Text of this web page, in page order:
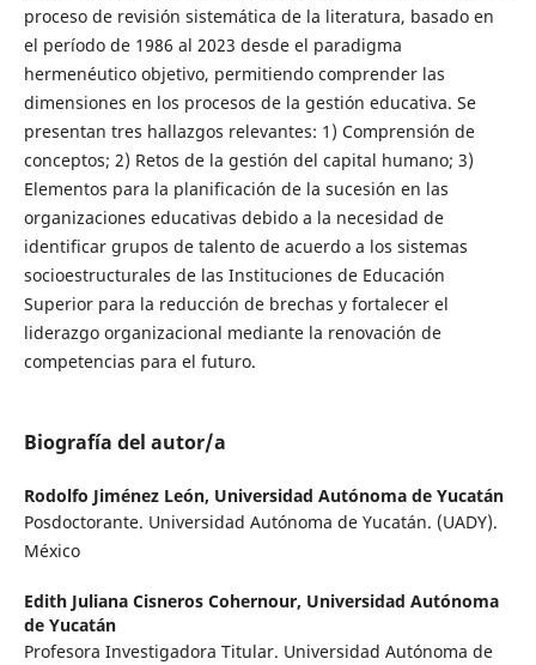
proceso de revisión sistemática de la literatura, basado en
el período de 1986 al 2023 desde el paradigma
hermenéutico objetivo, permitiendo comprender las
dimensiones en los procesos de la gestión educativa. Se
presentan tres hallazgos relevantes: 1) Comprensión de
conceptos; 2) Retos de la gestión del capital humano; 3)
Elementos para la planificación de la sucesión en las
organizaciones educativas debido a la necesidad de
identificar grupos de talento de acuerdo a los sistemas
socioestructurales de las Instituciones de Educación
Superior para la reducción de brechas y fortalecer el
liderazgo organizacional mediante la renovación de
competencias para el futuro.
Biografía del autor/a
Rodolfo Jiménez León, Universidad Autónoma de Yucatán
Posdoctorante. Universidad Autónoma de Yucatán. (UADY).
México
Edith Juliana Cisneros Cohernour, Universidad Autónoma
de Yucatán
Profesora Investigadora Titular. Universidad Autónoma de